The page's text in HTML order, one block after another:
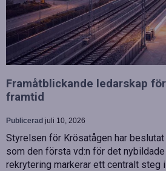
Framåtblickande ledarskap
framtid
Publicerad juli 10, 2026
Styrelsen för Krösatågen har
som den första vd:n för det
rekrytering markerar ett centralt steg